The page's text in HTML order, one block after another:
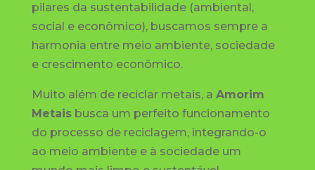
pilares da sustentabilidade (ambiental,
social e econômico), buscamos sempre a
harmonia entre meio ambiente, sociedade
e crescimento econômico.
Muito além de reciclar metais, a Amorim
Metaisbusca um perfeito funcionamento
do processo de reciclagem, integrando-o
ao meio ambiente e à sociedade um